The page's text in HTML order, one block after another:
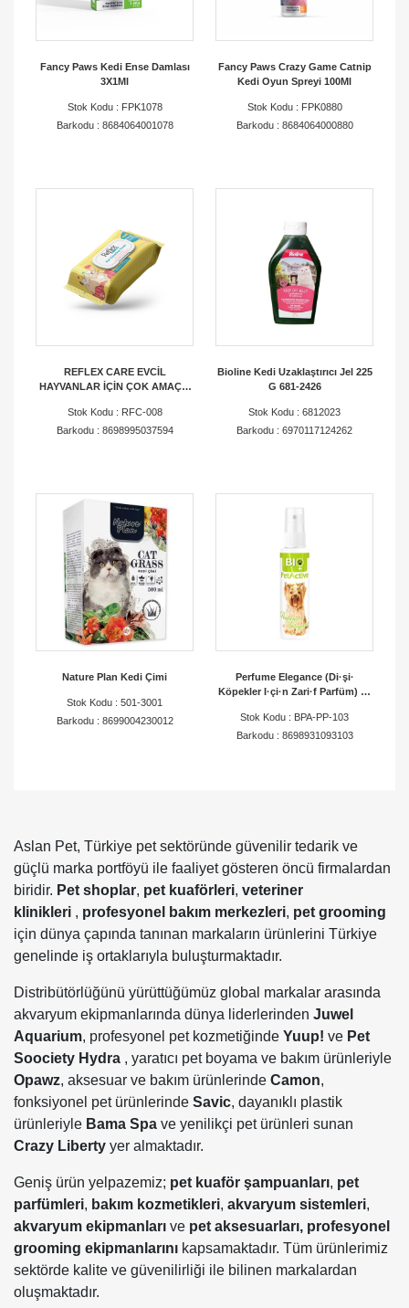
Fancy Paws Kedi Ense Damlası
3X1Ml
Stok Kodu : FPK1078
Barkodu : 8684064001078
Fancy Paws Crazy Game Catnip
Kedi Oyun Spreyi 100Ml
Stok Kodu : FPK0880
Barkodu : 8684064000880
REFLEX CARE EVCİL
HAYVANLAR İÇİN ÇOK AMAÇLI
50'Lİ - NERGİS ÇİÇEĞİ KOKULU
Stok Kodu : RFC-008
Barkodu : 8698995037594
Bioline Kedi Uzaklaştırıcı Jel 225
G 681-2426
Stok Kodu : 6812023
Barkodu : 6970117124262
Nature Plan Kedi Çimi
Stok Kodu : 501-3001
Barkodu : 8699004230012
Perfume Elegance (Di·şi·
Köpekler I·çi·n Zari·f Parfüm) 50
Stok Kodu : BPA-PP-103
Barkodu : 8698931093103
Aslan Pet, Türkiye pet sektöründe güvenilir tedarik ve
güçlü marka portföyü ile faaliyet gösteren öncü firmalardan
biridir. Pet shoplar, pet kuaförleri, veteriner
klinikleri , profesyonel bakım merkezleri, pet grooming
için dünya çapında tanınan markaların ürünlerini Türkiye
genelinde iş ortaklarıyla buluşturmaktadır.
Distribütörlüğünü yürüttüğümüz global markalar arasında
akvaryum ekipmanlarında dünya liderlerinden Juwel
Aquarium, profesyonel pet kozmetiğinde Yuup! ve Pet
Soociety Hydra , yaratıcı pet boyama ve bakım ürünleriyle
Opawz, aksesuar ve bakım ürünlerinde Camon,
fonksiyonel pet ürünlerinde Savic, dayanıklı plastik
ürünleriyle Bama Spa ve yenilikçi pet ürünleri sunan
Crazy Liberty yer almaktadır.
Geniş ürün yelpazemiz; pet kuaför şampuanları, pet
parfümleri, bakım kozmetikleri, akvaryum sistemleri,
akvaryum ekipmanları ve pet aksesuarları, profesyonel
grooming ekipmanlarını kapsamaktadır. Tüm ürünlerimiz
sektörde kalite ve güvenilirliği ile bilinen markalardan
oluşmaktadır.